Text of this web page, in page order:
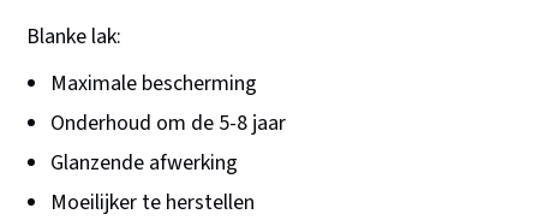
Blanke lak:
Maximale bescherming
Onderhoud om de 5-8 jaar
Glanzende afwerking
Moeilijker te herstellen